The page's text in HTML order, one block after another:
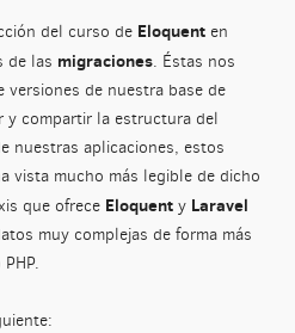
del curso de Eloquenten
de las migraciones. Éstas nos
de nuestra base de
y compartir la estructura del
nuestras aplicaciones, estos
vista mucho más legible de dicho
que ofrece Eloquenty Laravel
muy complejas de forma más